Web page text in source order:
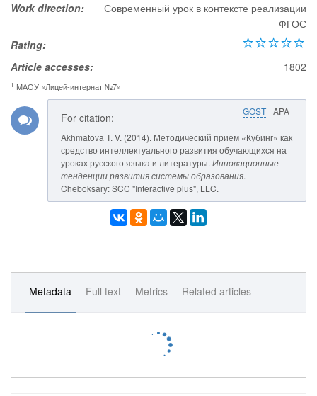
Work direction:
Современный урок в контексте реализации
ФГОС
Rating:
Article accesses:
1802
1 МАОУ «Лицей-интернат №7»
GOST APA
For citation:
Akhmatova T. V. (2014). Методический прием «Кубинг» как
средство интеллектуального развития обучающихся на
уроках русского языка и литературы. Инновационные
тенденции развития системы образования.
Cheboksary: SCC "Interactive plus", LLC.
Metadata Full text Metrics Related articles